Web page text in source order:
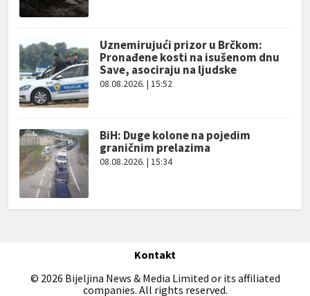
Uznemirujući prizor u Brčkom:
Pronađene kosti na isušenom dnu
Save, asociraju na ljudske
08.08.2026. | 15:52
BiH: Duge kolone na pojedim
graničnim prelazima
08.08.2026. | 15:34
Kontakt
© 2026 Bijeljina News & Media Limited or its affiliated
companies. All rights reserved.